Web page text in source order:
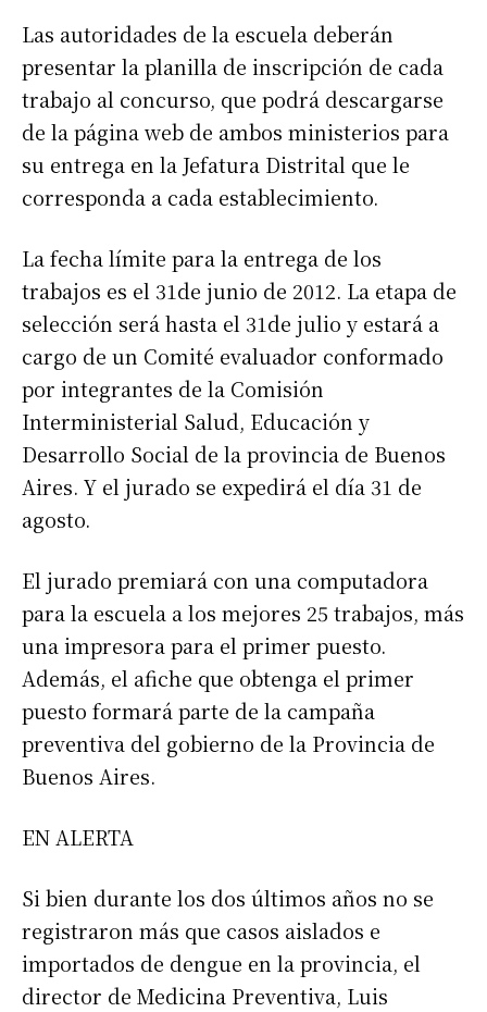
Las autoridades de la escuela deberán
presentar la planilla de inscripción de cada
trabajo al concurso, que podrá descargarse
de la página web de ambos ministerios para
su entrega en la Jefatura Distrital que le
corresponda a cada establecimiento.
La fecha límite para la entrega de los
trabajos es el 31de junio de 2012. La etapa de
selección será hasta el 31de julio y estará a
cargo de un Comité evaluador conformado
por integrantes de la Comisión
Interministerial Salud, Educación y
Desarrollo Social de la provincia de Buenos
Aires. Y el jurado se expedirá el día 31 de
agosto.
El jurado premiará con una computadora
para la escuela a los mejores 25 trabajos, más
una impresora para el primer puesto.
Además, el afiche que obtenga el primer
puesto formará parte de la campaña
preventiva del gobierno de la Provincia de
Buenos Aires.
EN ALERTA
Si bien durante los dos últimos años no se
registraron más que casos aislados e
importados de dengue en la provincia, el
director de Medicina Preventiva, Luis